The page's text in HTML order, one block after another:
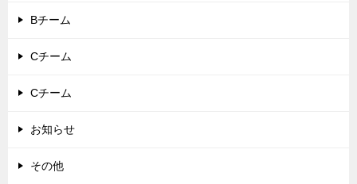
Bチーム
Cチーム
Cチーム
お知らせ
その他